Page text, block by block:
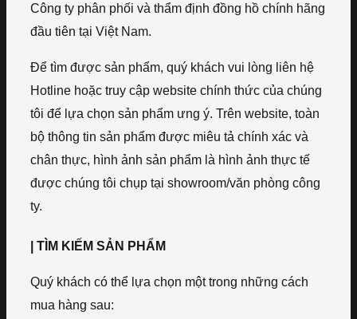
Công ty phân phối và thẩm định đồng hồ chính hãng
đầu tiên tại Việt Nam.
Để tìm được sản phẩm, quý khách vui lòng liên hệ
Hotline hoặc truy cập website chính thức của chúng
tôi để lựa chọn sản phẩm ưng ý. Trên website, toàn
bộ thông tin sản phẩm được miêu tả chính xác và
chân thực, hình ảnh sản phẩm là hình ảnh thực tế
được chúng tôi chụp tại showroom/văn phòng công
ty.
| TÌM KIẾM SẢN PHẨM
Quý khách có thể lựa chọn một trong những cách
mua hàng sau: